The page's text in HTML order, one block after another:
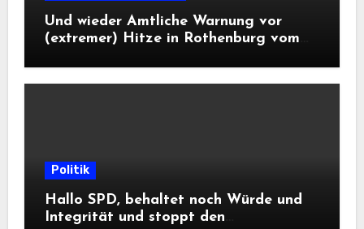
Und wieder Amtliche Warnung vor
(extremer) Hitze in Rothenburg vom
Politik
Hallo SPD, behaltet noch Würde und
Integrität und stoppt den